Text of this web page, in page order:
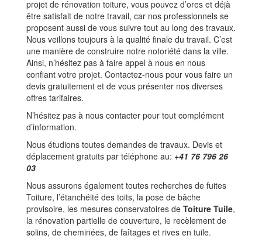
projet de rénovation toiture, vous pouvez d’ores et déjà
être satisfait de notre travail, car nos professionnels se
proposent aussi de vous suivre tout au long des travaux.
Nous veillons toujours à la qualité finale du travail. C’est
une manière de construire notre notoriété dans la ville.
Ainsi, n’hésitez pas à faire appel à nous en nous
confiant votre projet. Contactez-nous pour vous faire un
devis gratuitement et de vous présenter nos diverses
offres tarifaires.
N’hésitez pas à nous contacter pour tout complément
d’information.
Nous étudions toutes demandes de travaux. Devis et
déplacement gratuits par téléphone au: +41 76 796 26
03
Nous assurons également toutes recherches de fuites
Toiture, l’étanchéité des toits, la pose de bâche
provisoire, les mesures conservatoires de Toiture Tuile,
la rénovation partielle de couverture, le recèlement de
solins, de cheminées, de faîtages et rives en tuile.